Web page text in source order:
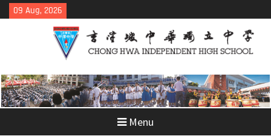
Skip
to
09 Aug, 2026
Menu